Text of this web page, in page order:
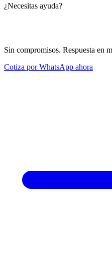
¿Necesitas ayuda?
Sin compromisos. Respuesta en
Cotiza por WhatsApp ahora